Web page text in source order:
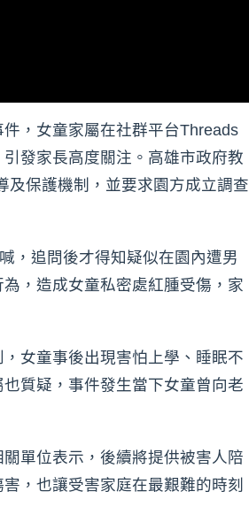
，女童家屬在社群平台Threads
發家長高度關注。高雄市政府教
及保護機制，並要求園方成立調查
，追問後才得知疑似在園內遭男
，造成女童私密處紅腫受傷，家
女童事後出現害怕上學、睡眠不
質疑，事件發生當下女童曾向老
單位表示，後續將提供被害人陪
，也讓受害家庭在最艱難的時刻